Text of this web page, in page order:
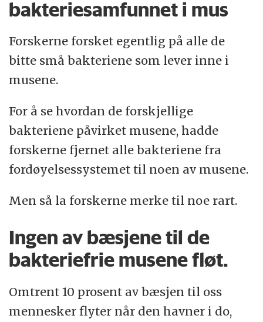
bakteriesamfunnet i mus
Forskerne forsket egentlig på alle de
bitte små bakteriene som lever inne i
musene.
For å se hvordan de forskjellige
bakteriene påvirket musene, hadde
forskerne fjernet alle bakteriene fra
fordøyelsessystemet til noen av musene.
Men så la forskerne merke til noe rart.
Ingen av bæsjene til de
bakteriefrie musene fløt.
Omtrent 10 prosent av bæsjen til oss
mennesker flyter når den havner i do,